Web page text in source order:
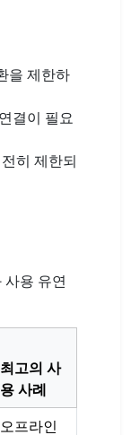
을 제한하
결이 필요
히 ​​제한되
용 유연
최고의 사
용 사례
오프라인